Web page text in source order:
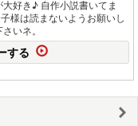
好き♪ 自作小説書いてま
様は読まないようお願いし
いネ。
する